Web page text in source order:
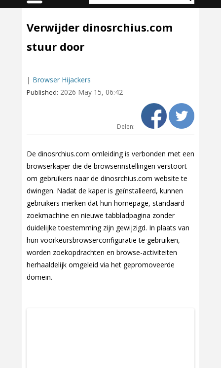
Verwijder dinosrchius.com
stuur door
| Browser Hijackers
Published: 2026 May 15, 06:42
Delen:
De dinosrchius.com omleiding is verbonden met een
browserkaper die de browserinstellingen verstoort
om gebruikers naar de dinosrchius.com website te
dwingen. Nadat de kaper is geïnstalleerd, kunnen
gebruikers merken dat hun homepage, standaard
zoekmachine en nieuwe tabbladpagina zonder
duidelijke toestemming zijn gewijzigd. In plaats van
hun voorkeursbrowserconfiguratie te gebruiken,
worden zoekopdrachten en browse-activiteiten
herhaaldelijk omgeleid via het gepromoveerde
domein.